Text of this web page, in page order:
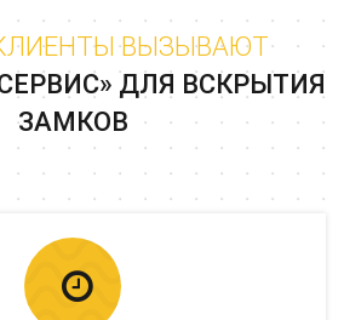
ВЫЗЫВАЮТ
ДЛЯ ВСКРЫТИЯ
ЗАМКОВ